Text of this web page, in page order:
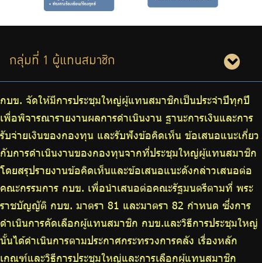
กลุ่มที่ 1 ผู้แทนสมาชิก
กบข. จัดให้มีการประชุมใหญ่ผู้แทนสมาชิกเป็นประจำปีทุกปี
เพื่อพิจารณารายงานผลการดำเนินงาน ฐานะการเงินและการ
รับจ่ายเงินของกองทุน และรับฟังข้อคิดเห็น ข้อเสนอแนะเกี่ยว
กับการดำเนินงานของกองทุนจากที่ประชุมใหญ่ผู้แทนสมาชิก
โดยสรุปรายงานข้อคิดเห็นและข้อเสนอแนะดังกล่าวเสนอต่อ
คณะกรรมการ กบข. เพื่อนำเสนอต่อคณะรัฐมนตรีตามที่ พระ
ราชบัญญัติ กบข. มาตรา 81 และมาตรา 82 กำหนด ซึ่งการ
ดำเนินการคัดเลือกผู้แทนสมาชิก กบข.และวิธีการประชุมใหญ่
นั้นได้ดำเนินการตามประกาศกระทรวงการคลัง เรื่องหลัก
เกณฑ์และวิธีการประชุมใหญ่และการเลือกผู้แทนสมาชิก